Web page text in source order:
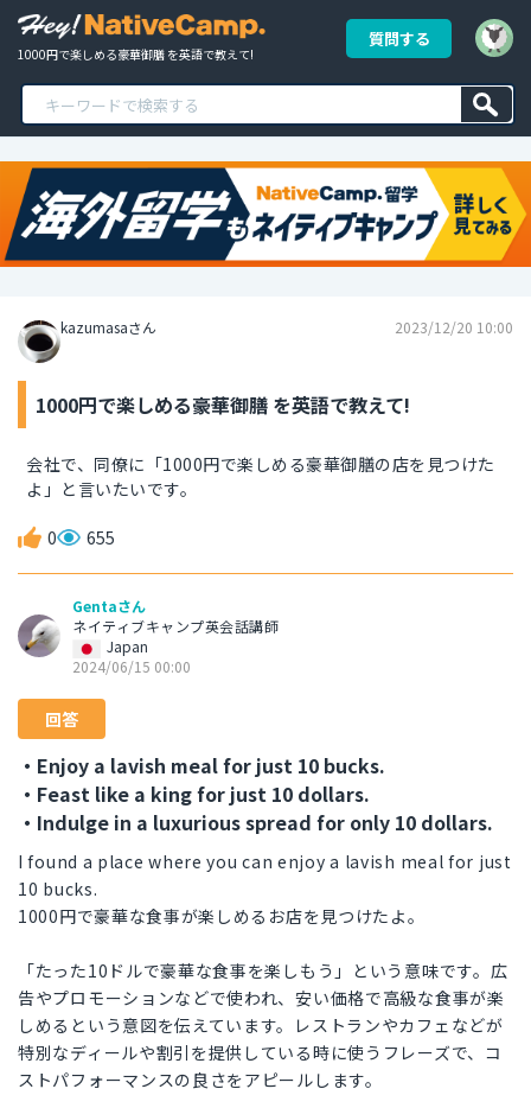
1000円で楽しめる豪華御膳 を英語で教えて!
質問する
kazumasaさん 2023/12/20 10:00
1000円で楽しめる豪華御膳 を英語で教えて!
会社で、同僚に「1000円で楽しめる豪華御膳の店を見つけた
よ」と言いたいです。
0 655
Gentaさん
ネイティブキャンプ英会話講師
Japan
2024/06/15 00:00
回答
・Enjoy a lavish meal for just 10 bucks.
・Feast like a king for just 10 dollars.
・Indulge in a luxurious spread for only 10 dollars.
I found a place where you can enjoy a lavish meal for just
10 bucks.
1000円で豪華な食事が楽しめるお店を見つけたよ。
「たった10ドルで豪華な食事を楽しもう」という意味です。広
告やプロモーションなどで使われ、安い価格で高級な食事が楽
しめるという意図を伝えています。レストランやカフェなどが
特別なディールや割引を提供している時に使うフレーズで、コ
ストパフォーマンスの良さをアピールします。